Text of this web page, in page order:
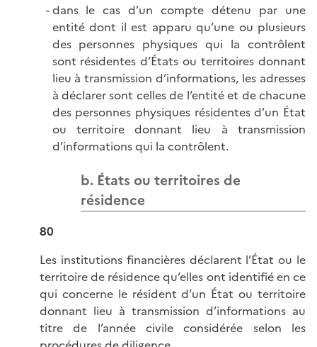
dans le cas d’un compte détenu par une
entité dont il est apparu qu’une ou plusieurs
des personnes physiques qui la contrôlent
sont résidentes d’États ou territoires donnant
lieu à transmission d’informations, les adresses
à déclarer sont celles de l’entité et de chacune
des personnes physiques résidentes d’un État
ou territoire donnant lieu à transmission
d’informations qui la contrôlent.
b. États ou territoires de
résidence
80
Les institutions financières déclarent l’État ou le
territoire de résidence qu’elles ont identifié en ce
qui concerne le résident d’un État ou territoire
donnant lieu à transmission d’informations au
titre de l’année civile considérée selon les